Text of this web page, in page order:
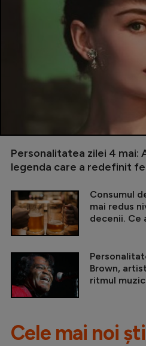
Personalitatea zilei 4 mai:
legenda care a redefinit
Consumul
mai redus
decenii. Ce
Brown,
ritmul
Cele mai noi